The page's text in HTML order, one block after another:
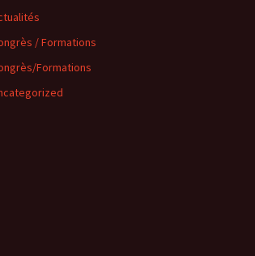
/ Formations
Formations